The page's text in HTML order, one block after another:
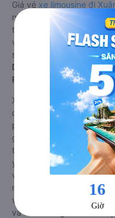
Giá vé xe limousine đi
nhất là 495000VND của
thuộc vào vị trí ngồi của
vé Xe Đắk Nông đi Xuân
sẽ rẻ hơn
Dòng xe đi Xuân Lộc -
Riêng tư, đầy đủ tiện nghi
Xe khách đi Xuân Lộc -
đôi là loại xe đặc biệt. Với
phòng ngủ khách sạn
giường nằm cho cặp đôi
tại Việt Nam. Loại xe
yêu cầu ngày càng cao
vụ vận tải. So với xe
nằm đôi đi Xuân Lộc -
vượt trội. Màn hình LCD
và nước uống và chăn